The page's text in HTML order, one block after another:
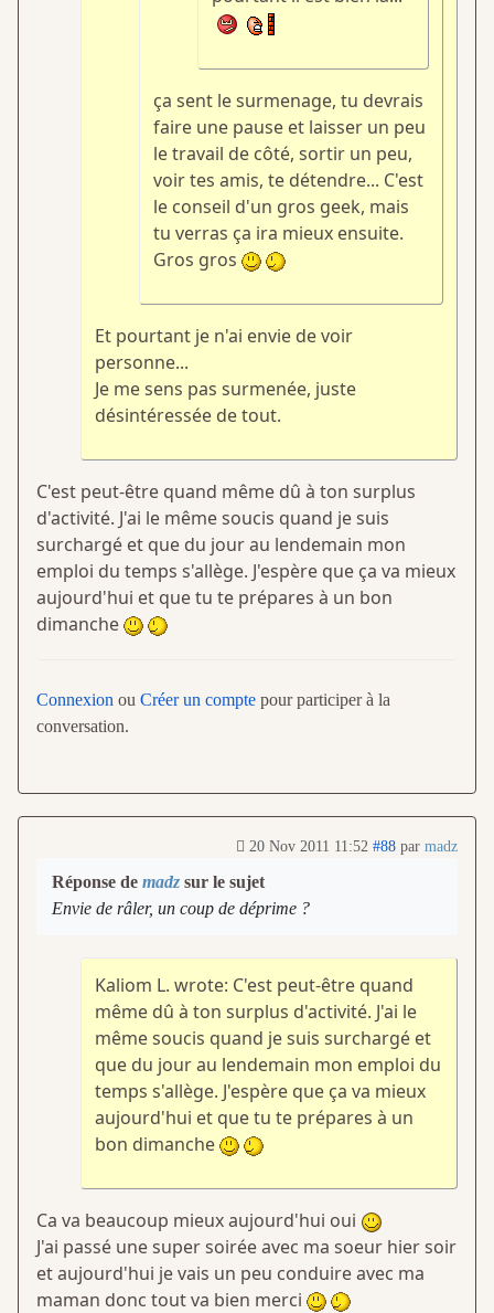
ça sent le surmenage, tu devrais
faire une pause et laisser un peu
le travail de côté, sortir un peu,
voir tes amis, te détendre... C'est
le conseil d'un gros geek, mais
tu verras ça ira mieux ensuite.
Gros gros
Et pourtant je n'ai envie de voir
personne...
Je me sens pas surmenée, juste
désintéressée de tout.
C'est peut-être quand même dû à ton surplus
d'activité. J'ai le même soucis quand je suis
surchargé et que du jour au lendemain mon
emploi du temps s'allège. J'espère que ça va mieux
aujourd'hui et que tu te prépares à un bon
dimanche
Connexion ou Créer un compte pour participer à la
conversation.
20 Nov 2011 11:52 #88 par madz
Réponse de madz sur le sujet
Envie de râler, un coup de déprime ?
Kaliom L. wrote: C'est peut-être quand
même dû à ton surplus d'activité. J'ai le
même soucis quand je suis surchargé et
que du jour au lendemain mon emploi du
temps s'allège. J'espère que ça va mieux
aujourd'hui et que tu te prépares à un
bon dimanche
Ca va beaucoup mieux aujourd'hui oui
J'ai passé une super soirée avec ma soeur hier soir
et aujourd'hui je vais un peu conduire avec ma
maman donc tout va bien merci